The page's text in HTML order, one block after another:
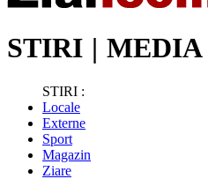
STIRI | MEDIA
STIRI :
Locale
Externe
Sport
Magazin
Ziare